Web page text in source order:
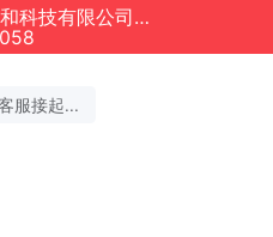
深圳市中创鑫和科技有限公司正在为您服务
服接起...